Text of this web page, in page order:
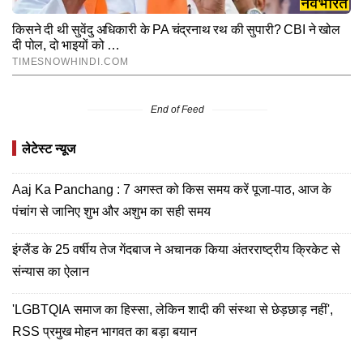
End of Feed
लेटेस्ट न्यूज
Aaj Ka Panchang : 7 अगस्त को किस समय करें पूजा-पाठ, आज के
पंचांग से जानिए शुभ और अशुभ का सही समय
इंग्लैंड के 25 वर्षीय तेज गेंदबाज ने अचानक किया अंतरराष्ट्रीय क्रिकेट से
संन्यास का ऐलान
'LGBTQIA समाज का हिस्सा, लेकिन शादी की संस्था से छेड़छाड़ नहीं',
RSS प्रमुख मोहन भागवत का बड़ा बयान